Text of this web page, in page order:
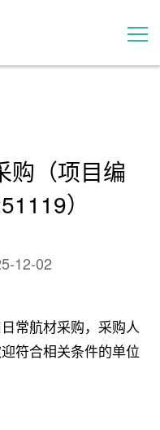
购（项目编
）
12-02
常航材采购，采购人
符合相关条件的单位